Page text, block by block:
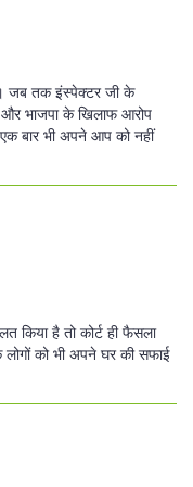
जब तक इंस्पेक्टर जी के
भाजपा के खिलाफ आरोप
एक बार भी अपने आप को नहीं
किया है तो कोर्ट ही फैसला
को भी अपने घर की सफाई